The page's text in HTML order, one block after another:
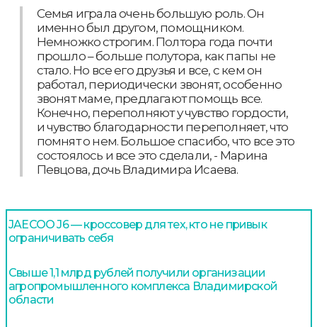
Семья играла очень большую роль. Он
именно был другом, помощником.
Немножко строгим. Полтора года почти
прошло – больше полутора, как папы не
стало. Но все его друзья и все, с кем он
работал, периодически звонят, особенно
звонят маме, предлагают помощь все.
Конечно, переполняют у чувство гордости,
и чувство благодарности переполняет, что
помнят о нем. Большое спасибо, что все это
состоялось и все это сделали, - Марина
Певцова, дочь Владимира Исаева.
JAECOO J6 — кроссовер для тех, кто не привык
ограничивать себя
Свыше 1,1 млрд рублей получили организации
агропромышленного комплекса Владимирской
области